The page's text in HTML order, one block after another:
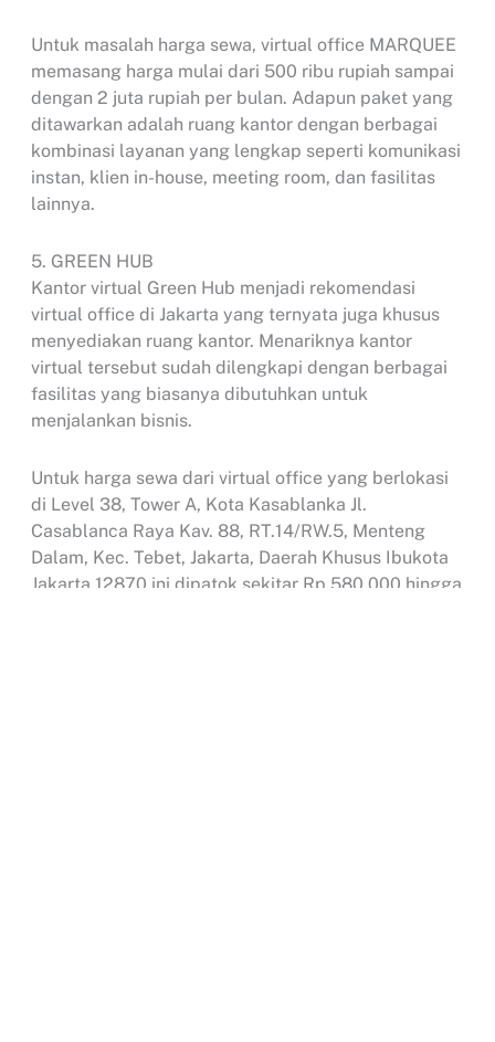
Untuk masalah harga sewa, virtual office MARQUEE
memasang harga mulai dari 500 ribu rupiah sampai
dengan 2 juta rupiah per bulan. Adapun paket yang
ditawarkan adalah ruang kantor dengan berbagai
kombinasi layanan yang lengkap seperti komunikasi
instan, klien in-house, meeting room, dan fasilitas
lainnya.
5. GREEN HUB
Kantor virtual Green Hub menjadi rekomendasi
virtual office di Jakarta yang ternyata juga khusus
menyediakan ruang kantor. Menariknya kantor
virtual tersebut sudah dilengkapi dengan berbagai
fasilitas yang biasanya dibutuhkan untuk
menjalankan bisnis.
Untuk harga sewa dari virtual office yang berlokasi
di Level 38, Tower A, Kota Kasablanka Jl.
Casablanca Raya Kav. 88, RT.14/RW.5, Menteng
Dalam, Kec. Tebet, Jakarta, Daerah Khusus Ibukota
Jakarta 12870 ini dipatok sekitar Rp 580.000 hingga